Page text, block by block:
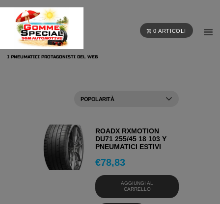
0 ARTICOLI
I PNEUMATICI PROTAGONISTI DEL WEB
ROADX RXMOTION
DU71 255/45 18 103 Y
PNEUMATICI ESTIVI
€78,83
AGGIUNGI AL
CARRELLO